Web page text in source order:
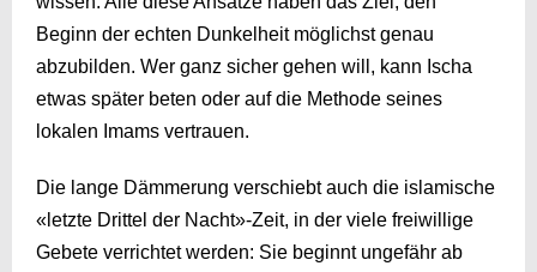
Beginn der echten Dunkelheit möglichst genau
abzubilden. Wer ganz sicher gehen will, kann Ischa
etwas später beten oder auf die Methode seines
lokalen Imams vertrauen.
Die lange Dämmerung verschiebt auch die islamische
«letzte Drittel der Nacht»-Zeit, in der viele freiwillige
Gebete verrichtet werden: Sie beginnt ungefähr ab